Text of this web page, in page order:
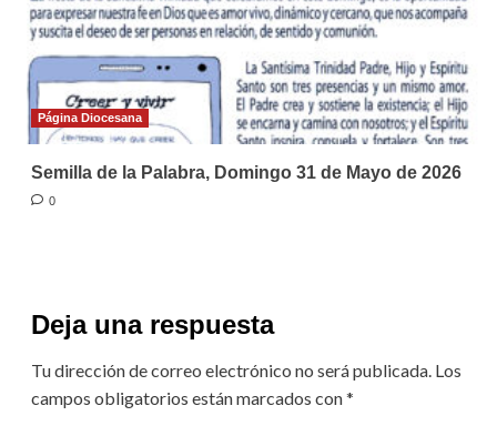
Página Diocesana
Semilla de la Palabra, Domingo 31 de Mayo de 2026
0
Deja una respuesta
Tu dirección de correo electrónico no será publicada. Los
campos obligatorios están marcados con*